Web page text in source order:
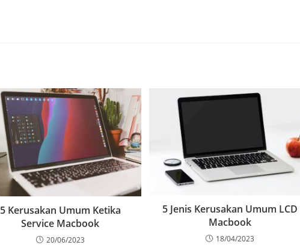
5 Kerusakan Umum Ketika
Service Macbook
20/06/2023
5 Jenis Kerusakan Umum LCD
Macbook
18/04/2023